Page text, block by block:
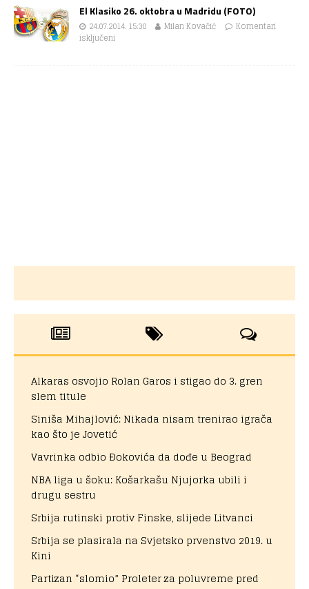
El Klasiko 26. oktobra u Madridu (FOTO)
24.07.2014. 15:30 Milan Kovačić
Komentari
isključeni
Alkaras osvojio Rolan Garos i stigao do 3. gren
slem titule
Siniša Mihajlović: Nikada nisam trenirao igrača
kao što je Jovetić
Vavrinka odbio Đokovića da dođe u Beograd
NBA liga u šoku: Košarkašu Njujorka ubili i
drugu sestru
Srbija rutinski protiv Finske, slijede Litvanci
Srbija se plasirala na Svjetsko prvenstvo 2019. u
Kini
Partizan “slomio” Proleter za poluvreme pred